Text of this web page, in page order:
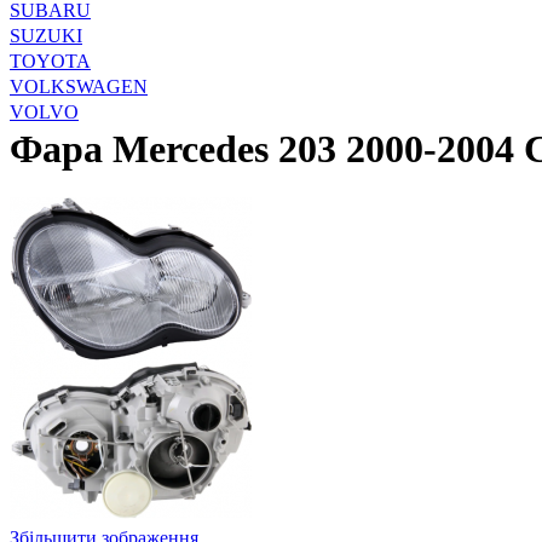
SUBARU
SUZUKI
TOYOTA
VOLKSWAGEN
VOLVO
Фара Mercedes 203 2000-2004
Збільшити зображення